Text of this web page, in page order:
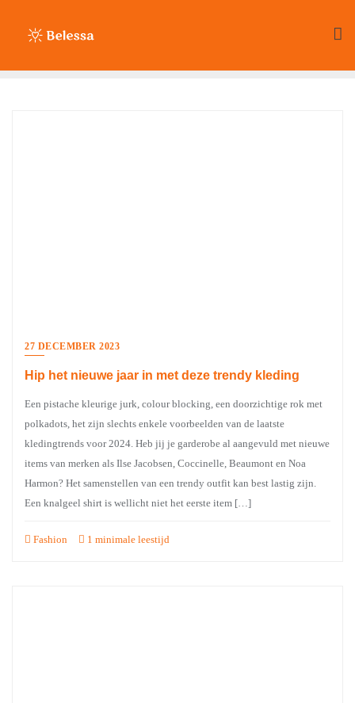
inhoud
27 DECEMBER 2023
Hip het nieuwe jaar in met deze trendy kleding
Een pistache kleurige jurk, colour blocking, een doorzichtige rok met
polkadots, het zijn slechts enkele voorbeelden van de laatste
kledingtrends voor 2024. Heb jij je garderobe al aangevuld met nieuwe
items van merken als Ilse Jacobsen, Coccinelle, Beaumont en Noa
Harmon? Het samenstellen van een trendy outfit kan best lastig zijn.
Een knalgeel shirt is wellicht niet het eerste item […]
Fashion 1 minimale leestijd